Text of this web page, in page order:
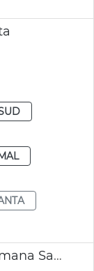
Balance dispositivo playas Semana Santa